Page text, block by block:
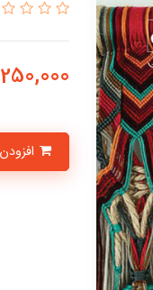
250,000